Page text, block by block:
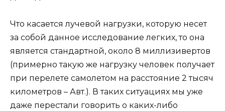
Что касается лучевой нагрузки, которую несет
за собой данное исследование легких, то она
является стандартной, около 8 миллизивертов
(примерно такую же нагрузку человек получает
при перелете самолетом на расстояние 2 тысяч
километров – Авт.). В таких ситуациях мы уже
даже перестали говорить о каких-либо